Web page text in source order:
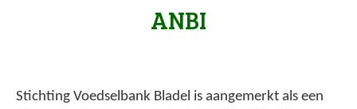
ANBI
Stichting Voedselbank Bladel is aangemerkt als een